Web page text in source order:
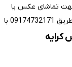
تماشای عکس یا
فیلم کالای موردنظرتان، راهنمایی و مشاوره خرید از طریق 09174732171 با
کرایه